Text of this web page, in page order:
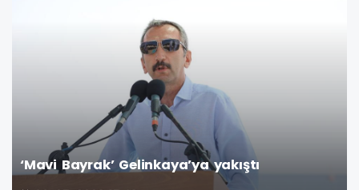
‘Mavi Bayrak’ Gelinkaya’ya yakıştı